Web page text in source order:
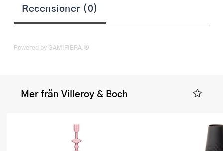
Recensioner (0)
Powered by GAMIFIERA.®
Mer från Villeroy & Boch